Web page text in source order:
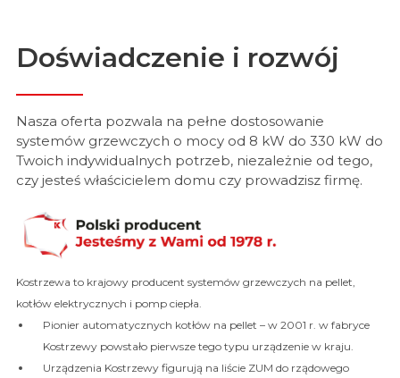
Doświadczenie i rozwój
Nasza oferta pozwala na pełne dostosowanie
systemów grzewczych o mocy od 8 kW do 330 kW do
Twoich indywidualnych potrzeb, niezależnie od tego,
czy jesteś właścicielem domu czy prowadzisz firmę.
Kostrzewa to krajowy producent systemów grzewczych na pellet,
kotłów elektrycznych i pomp ciepła.
Pionier automatycznych kotłów na pellet – w 2001 r. w fabryce
Kostrzewy powstało pierwsze tego typu urządzenie w kraju.
Urządzenia Kostrzewy figurują na liście ZUM do rządowego